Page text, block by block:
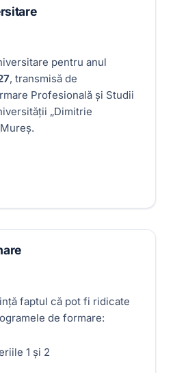
pentru anul
, transmisă de
Profesională și Studii
„Dimitrie
faptul că pot fi ridicate
de formare:
1 și 2